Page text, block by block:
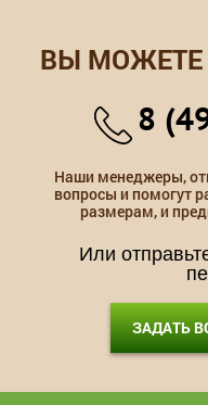
ВЫ МОЖЕТЕ
8
Наши менеджеры,
вопросы и помогут
размерам, и
Или
ЗАДАТЬ